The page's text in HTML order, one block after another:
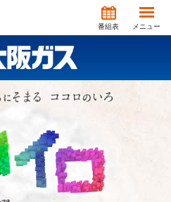
番組表 メニュー